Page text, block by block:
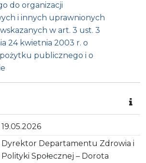
do organizacji
i innych uprawnionych
w art. 3 ust. 3
24 kwietnia 2003 r. o
pożytku publicznego i o
19.05.2026
Dyrektor Departamentu Zdrowia i
Polityki Społecznej – Dorota